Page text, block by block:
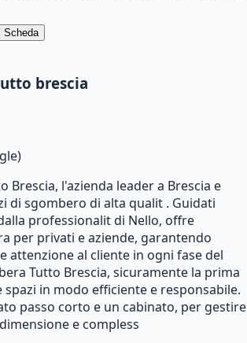
Scheda
brescia
Brescia, l'azienda leader a Brescia e
di sgombero di alta qualit . Guidati
professionalit di Nello, offre
per privati e aziende, garantendo
attenzione al cliente in ogni fase del
Tutto Brescia, sicuramente la prima
in modo efficiente e responsabile.
passo corto e un cabinato, per gestire
e compless